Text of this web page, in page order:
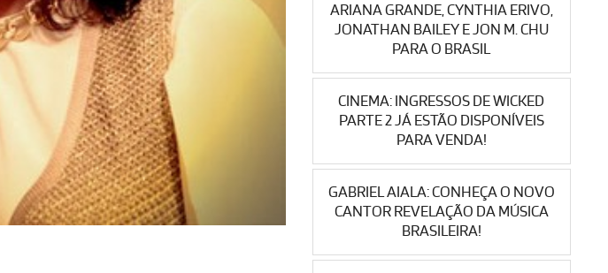
ARIANA GRANDE, CYNTHIA ERIVO,
JONATHAN BAILEY E JON M. CHU
PARA O BRASIL
CINEMA: INGRESSOS DE WICKED
PARTE 2 JÁ ESTÃO DISPONÍVEIS
PARA VENDA!
GABRIEL AIALA: CONHEÇA O NOVO
CANTOR REVELAÇÃO DA MÚSICA
BRASILEIRA!